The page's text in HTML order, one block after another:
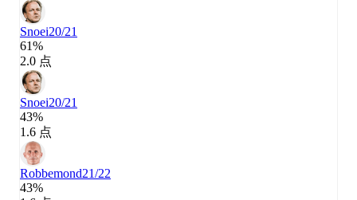
Snoei20/21
61%
2.0 点
Snoei20/21
43%
1.6 点
Robbemond21/22
43%